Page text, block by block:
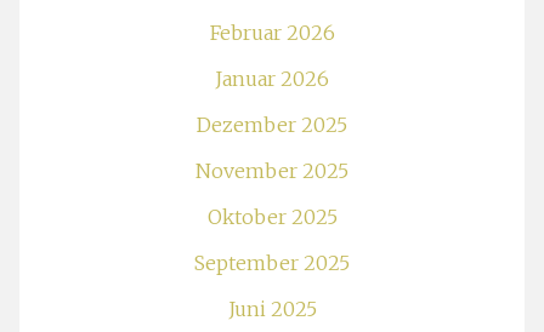
Februar 2026
Januar 2026
Dezember 2025
November 2025
Oktober 2025
September 2025
Juni 2025